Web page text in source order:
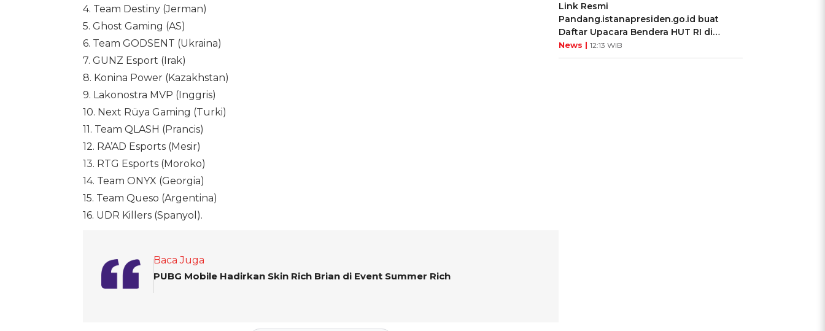
4. Team Destiny (Jerman)
5. Ghost Gaming (AS)
6. Team GODSENT (Ukraina)
7. GUNZ Esport (Irak)
8. Konina Power (Kazakhstan)
9. Lakonostra MVP (Inggris)
10. Next Rüya Gaming (Turki)
11. Team QLASH (Prancis)
12. RA’AD Esports (Mesir)
13. RTG Esports (Moroko)
14. Team ONYX (Georgia)
15. Team Queso (Argentina)
16. UDR Killers (Spanyol).
Baca Juga
PUBG Mobile Hadirkan Skin Rich Brian di Event Summer Rich
Link Resmi
Pandang.istanapresiden.go.id buat
Daftar Upacara Bendera HUT RI di
Istana Negara
News | 12:13 WIB